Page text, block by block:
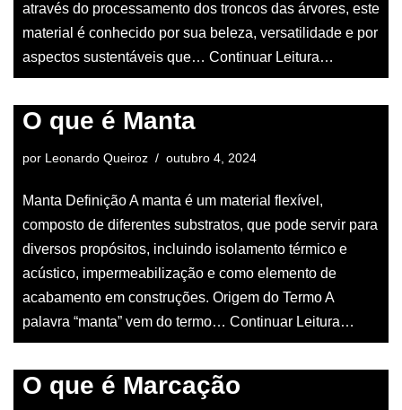
através do processamento dos troncos das árvores, este
material é conhecido por sua beleza, versatilidade e por
aspectos sustentáveis que… Continuar Leitura…
O que é Manta
por Leonardo Queiroz outubro 4, 2024
Manta Definição A manta é um material flexível,
composto de diferentes substratos, que pode servir para
diversos propósitos, incluindo isolamento térmico e
acústico, impermeabilização e como elemento de
acabamento em construções. Origem do Termo A
palavra “manta” vem do termo… Continuar Leitura…
O que é Marcação